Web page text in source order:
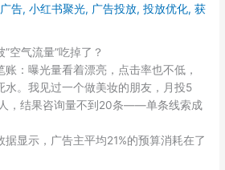
告,小红书聚光, 广告投放,投放优化,获
空气流量”吃掉了？
：曝光量看着漂亮，点击率也不低，
水。我见过一个做美妆的朋友，月投5
，结果咨询量不到20条——单条线索成
显示，广告主平均21%的预算消耗在了